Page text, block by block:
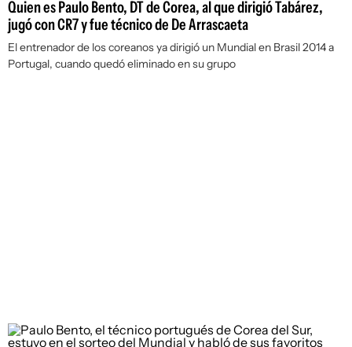
Quien es Paulo Bento, DT de Corea, al que dirigió Tabárez,
jugó con CR7 y fue técnico de De Arrascaeta
El entrenador de los coreanos ya dirigió un Mundial en Brasil 2014 a
Portugal, cuando quedó eliminado en su grupo